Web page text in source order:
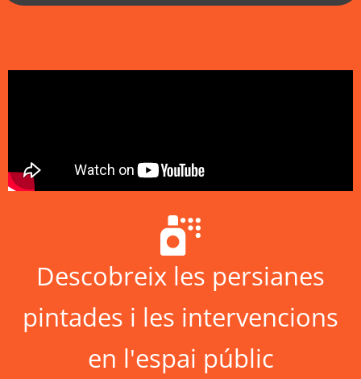
Descobreix les persianes
pintades i les intervencions
en l'espai públic